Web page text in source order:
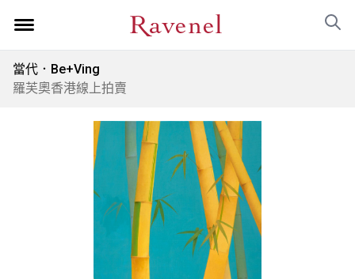
當代．Be+Ving
羅芙奧香港線上拍賣